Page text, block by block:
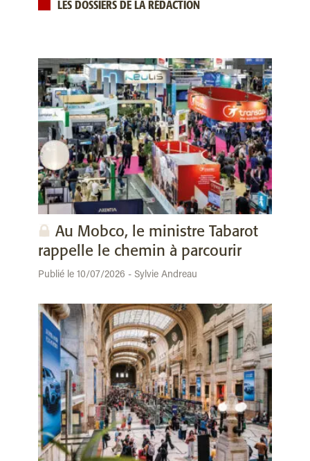
LES DOSSIERS DE LA RÉDACTION
Au Mobco, le ministre Tabarot
rappelle le chemin à parcourir
Publié le 10/07/2026 - Sylvie Andreau